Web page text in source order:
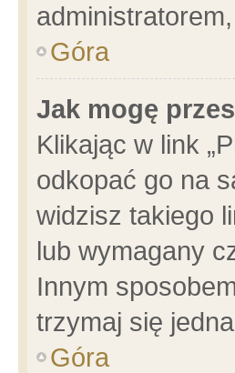
Góra
Jak mogę
Klikając w link
odkopać go na
widzisz takiego
lub wymagany
Innym
trzymaj się
Góra